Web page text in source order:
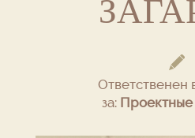
Ответственен
за: